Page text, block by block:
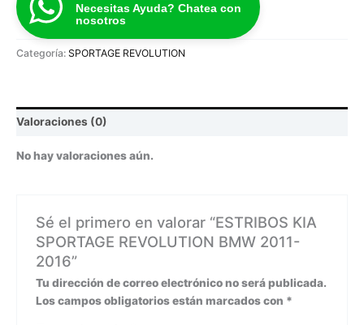
Necesitas Ayuda? Chatea con
nosotros
Categoría: SPORTAGE REVOLUTION
Valoraciones (0)
No hay valoraciones aún.
Sé el primero en valorar “ESTRIBOS KIA
SPORTAGE REVOLUTION BMW 2011-
2016”
Tu dirección de correo electrónico no será publicada.
Los campos obligatorios están marcados con *